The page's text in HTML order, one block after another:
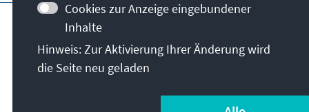
Hauptseite der KAS Impressum
Datenschutz
Nutzungsbedingungen
Erklärung zur Barrierefreiheit
Barriere melden
Allg. Geschäftsbedingungen
© Konrad-Adenauer-Stiftung e.V. 2026
Cookies zur Anzeige eingebundener
Inhalte
Hinweis: Zur Aktivierung Ihrer Änderung wird
die Seite neu geladen